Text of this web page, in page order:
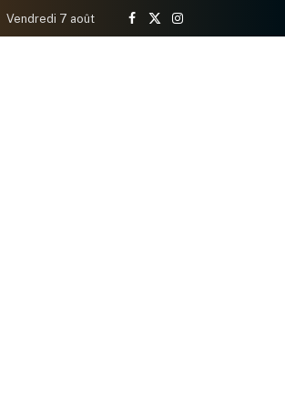
Vendredi 7 août
Facebook
X
Instagram